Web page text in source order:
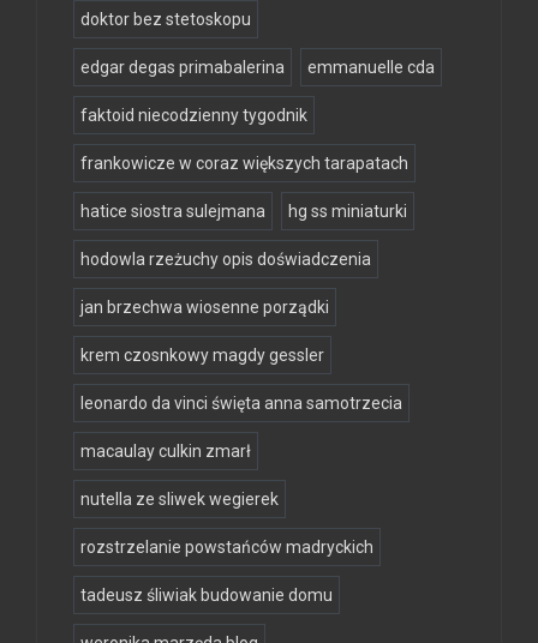
doktor bez stetoskopu
edgar degas primabalerina emmanuelle cda
faktoid niecodzienny tygodnik
frankowicze w coraz większych tarapatach
hatice siostra sulejmana hg ss miniaturki
hodowla rzeżuchy opis doświadczenia
jan brzechwa wiosenne porządki
krem czosnkowy magdy gessler
leonardo da vinci święta anna samotrzecia
macaulay culkin zmarł
nutella ze sliwek wegierek
rozstrzelanie powstańców madryckich
tadeusz śliwiak budowanie domu